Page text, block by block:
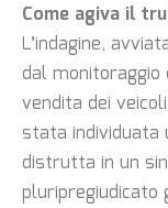
Come agiva il
L’indagine,
dal
vendita dei
stata individuata
distrutta in un
pluripregiudicato